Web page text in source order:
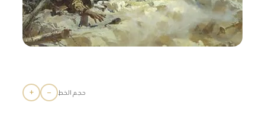
حجم الخط −
+